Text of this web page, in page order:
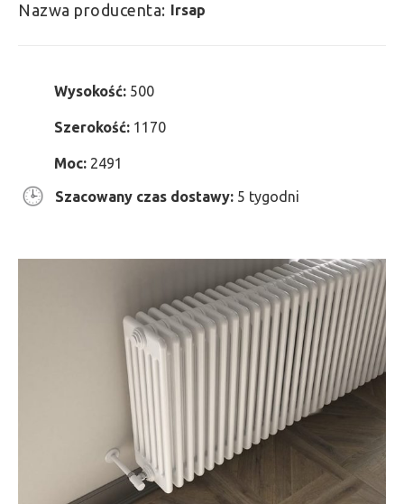
Nazwa producenta: Irsap
Wysokość: 500
Szerokość: 1170
Moc: 2491
Szacowany czas dostawy: 5 tygodni